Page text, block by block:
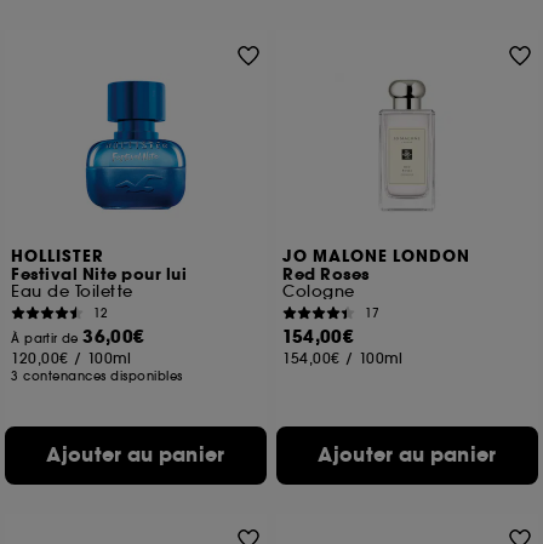
HOLLISTER
Festival Nite pour lui
Eau de Toilette
12
À partir de36,00€
120,00€ / 100ml
3 contenances disponibles
Ajouter au panier
JO MALONE LONDON
Red Roses
Cologne
17
154,00€
154,00€ / 100ml
Ajouter au panier